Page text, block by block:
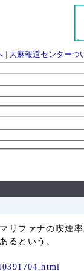
| 大麻報道センターつ
るという。